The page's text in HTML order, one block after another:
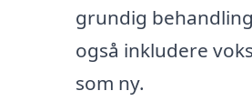
grundig
også inkludere
som ny.